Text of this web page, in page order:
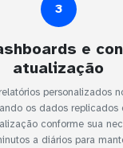
3
e
atualização
personalizados
os dados replicados
conforme sua
a diários para